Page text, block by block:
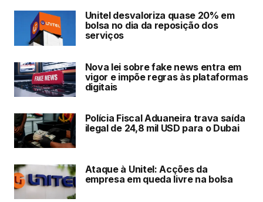
Unitel desvaloriza quase 20% em
bolsa no dia da reposição dos
serviços
Nova lei sobre fake news entra em
vigor e impõe regras às plataformas
digitais
Polícia Fiscal Aduaneira trava saída
ilegal de 24,8 mil USD para o Dubai
Ataque à Unitel: Acções da
empresa em queda livre na bolsa